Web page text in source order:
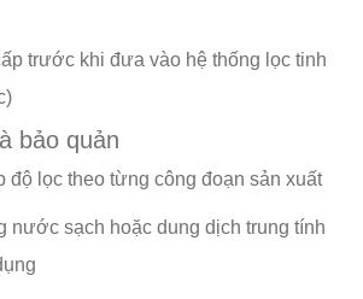
trước khi đưa vào hệ thống lọc tinh
bảo quản
độ lọc theo từng công đoạn sản xuất
nước sạch hoặc dung dịch trung tính